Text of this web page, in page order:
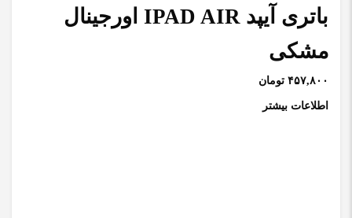
باتری آیپد IPAD AIR اورجینال
مشکی
۴۵۷,۸۰۰ تومان
اطلاعات بیشتر